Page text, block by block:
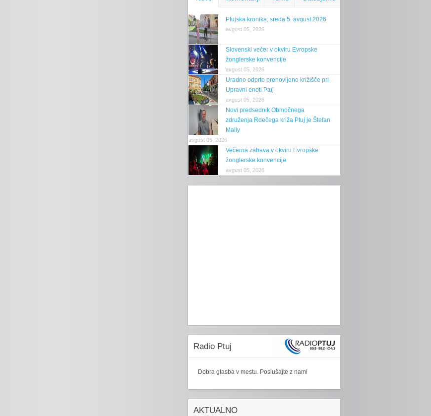
Ptujska kronika, sreda 5. avgust 2026
avgust 05, 2026
Slovenski večer v okviru Evropske
žonglerske konvencije
avgust 05, 2026
Uradno odprto prenovljeno križišče pri
Upravni enoti Ptuj
avgust 05, 2026
Novi predsednik Območnega
združenja Rdečega križa Ptuj je Štefan
Mally
avgust 05, 2026
Večerna zabava v okviru Evropske
žonglerske konvencije
avgust 05, 2026
Radio Ptuj
Dobra glasba v mestu. Poslušajte z nami
AKTUALNO